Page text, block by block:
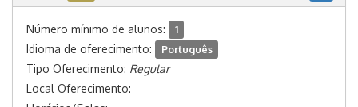
Número mínimo de alunos: 1
Idioma de oferecimento: Português
Tipo Oferecimento: Regular
Local Oferecimento: